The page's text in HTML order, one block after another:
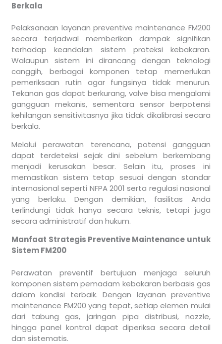
Berkala
Pelaksanaan layanan preventive maintenance FM200
secara terjadwal memberikan dampak signifikan
terhadap keandalan sistem proteksi kebakaran.
Walaupun sistem ini dirancang dengan teknologi
canggih, berbagai komponen tetap memerlukan
pemeriksaan rutin agar fungsinya tidak menurun.
Tekanan gas dapat berkurang, valve bisa mengalami
gangguan mekanis, sementara sensor berpotensi
kehilangan sensitivitasnya jika tidak dikalibrasi secara
berkala.
Melalui perawatan terencana, potensi gangguan
dapat terdeteksi sejak dini sebelum berkembang
menjadi kerusakan besar. Selain itu, proses ini
memastikan sistem tetap sesuai dengan standar
internasional seperti NFPA 2001 serta regulasi nasional
yang berlaku. Dengan demikian, fasilitas Anda
terlindungi tidak hanya secara teknis, tetapi juga
secara administratif dan hukum.
Manfaat Strategis Preventive Maintenance untuk
Sistem FM200
Perawatan preventif bertujuan menjaga seluruh
komponen sistem pemadam kebakaran berbasis gas
dalam kondisi terbaik. Dengan layanan preventive
maintenance FM200 yang tepat, setiap elemen mulai
dari tabung gas, jaringan pipa distribusi, nozzle,
hingga panel kontrol dapat diperiksa secara detail
dan sistematis.